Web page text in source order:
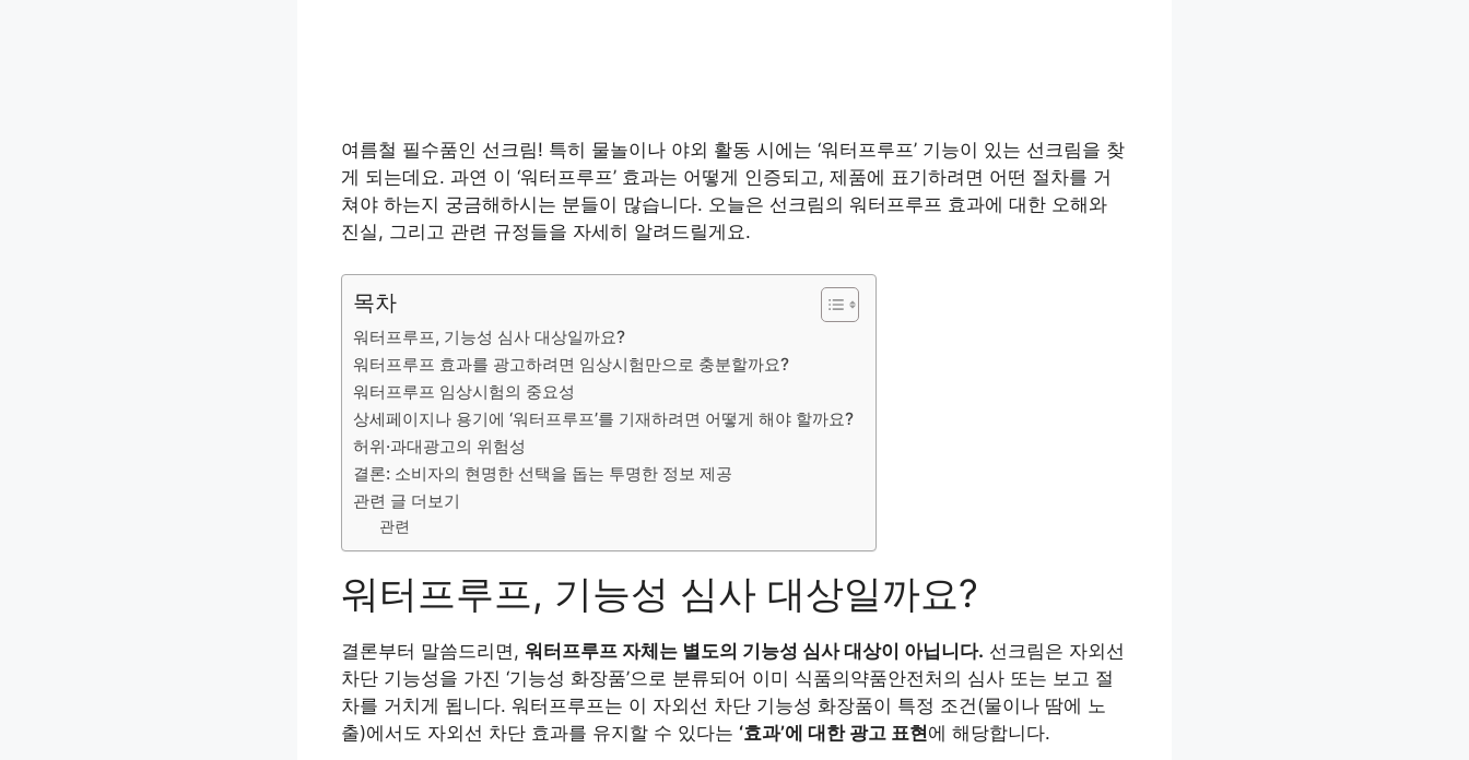
여름철 필수품인 선크림! 특히 물놀이나 야외 활동 시에는 ‘워터프루프’ 기능이 있는 선크림을 찾
게 되는데요. 과연 이 ‘워터프루프’ 효과는 어떻게 인증되고, 제품에 표기하려면 어떤 절차를 거
쳐야 하는지 궁금해하시는 분들이 많습니다. 오늘은 선크림의 워터프루프 효과에 대한 오해와
진실, 그리고 관련 규정들을 자세히 알려드릴게요.
목차
워터프루프, 기능성 심사 대상일까요?
워터프루프 효과를 광고하려면 임상시험만으로 충분할까요?
워터프루프 임상시험의 중요성
상세페이지나 용기에 ‘워터프루프’를 기재하려면 어떻게 해야 할까요?
허위·과대광고의 위험성
결론: 소비자의 현명한 선택을 돕는 투명한 정보 제공
관련 글 더보기
관련
워터프루프, 기능성 심사 대상일까요?
결론부터 말씀드리면, 워터프루프 자체는 별도의 기능성 심사 대상이 아닙니다. 선크림은 자외선
차단 기능성을 가진 ‘기능성 화장품’으로 분류되어 이미 식품의약품안전처의 심사 또는 보고 절
차를 거치게 됩니다. 워터프루프는 이 자외선 차단 기능성 화장품이 특정 조건(물이나 땀에 노
출)에서도 자외선 차단 효과를 유지할 수 있다는 ‘효과’에 대한 광고 표현에 해당합니다.